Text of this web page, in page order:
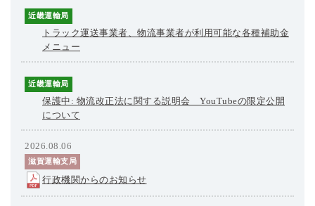
近畿運輸局
トラック運送事業者、物流事業者が利用可能な各種補助金
メニュー
近畿運輸局
保護中: 物流改正法に関する説明会 YouTubeの限定公開
について
2026.08.06
滋賀運輸支局
行政機関からのお知らせ